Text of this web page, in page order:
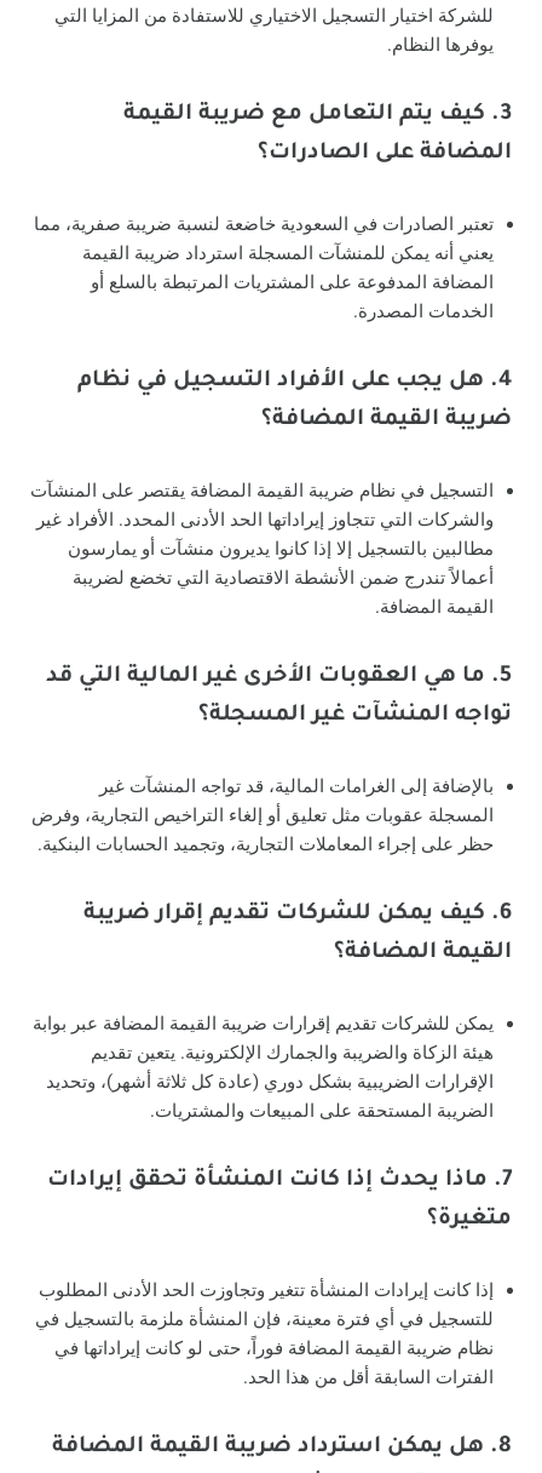
للشركة اختيار التسجيل الاختياري للاستفادة من المزايا التي
يوفرها النظام.
3. كيف يتم التعامل مع ضريبة القيمة
المضافة على الصادرات؟
تعتبر الصادرات في السعودية خاضعة لنسبة ضريبة صفرية، مما
يعني أنه يمكن للمنشآت المسجلة استرداد ضريبة القيمة
المضافة المدفوعة على المشتريات المرتبطة بالسلع أو
الخدمات المصدرة.
4. هل يجب على الأفراد التسجيل في نظام
ضريبة القيمة المضافة؟
التسجيل في نظام ضريبة القيمة المضافة يقتصر على المنشآت
والشركات التي تتجاوز إيراداتها الحد الأدنى المحدد. الأفراد غير
مطالبين بالتسجيل إلا إذا كانوا يديرون منشآت أو يمارسون
أعمالاً تندرج ضمن الأنشطة الاقتصادية التي تخضع لضريبة
القيمة المضافة.
5. ما هي العقوبات الأخرى غير المالية التي قد
تواجه المنشآت غير المسجلة؟
بالإضافة إلى الغرامات المالية، قد تواجه المنشآت غير
المسجلة عقوبات مثل تعليق أو إلغاء التراخيص التجارية، وفرض
حظر على إجراء المعاملات التجارية، وتجميد الحسابات البنكية.
6. كيف يمكن للشركات تقديم إقرار ضريبة
القيمة المضافة؟
يمكن للشركات تقديم إقرارات ضريبة القيمة المضافة عبر بوابة
هيئة الزكاة والضريبة والجمارك الإلكترونية. يتعين تقديم
الإقرارات الضريبية بشكل دوري (عادة كل ثلاثة أشهر)، وتحديد
الضريبة المستحقة على المبيعات والمشتريات.
7. ماذا يحدث إذا كانت المنشأة تحقق إيرادات
متغيرة؟
إذا كانت إيرادات المنشأة تتغير وتجاوزت الحد الأدنى المطلوب
للتسجيل في أي فترة معينة، فإن المنشأة ملزمة بالتسجيل في
نظام ضريبة القيمة المضافة فوراً، حتى لو كانت إيراداتها في
الفترات السابقة أقل من هذا الحد.
8. هل يمكن استرداد ضريبة القيمة المضافة